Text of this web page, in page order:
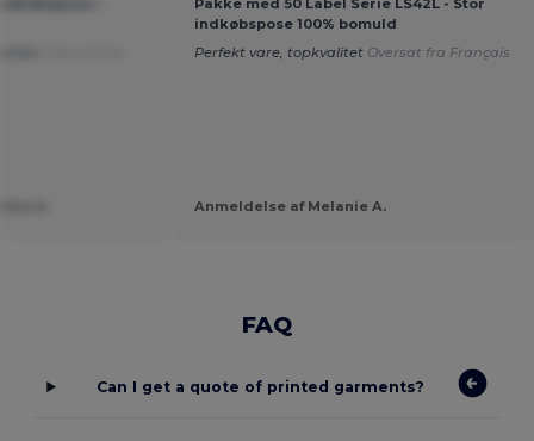
indkøbspose 100% bomuld
Perfekt vare, topkvalitet Oversat fra Français
Anmeldelse af Melanie A.
FAQ
Can I get a quote of printed garments?